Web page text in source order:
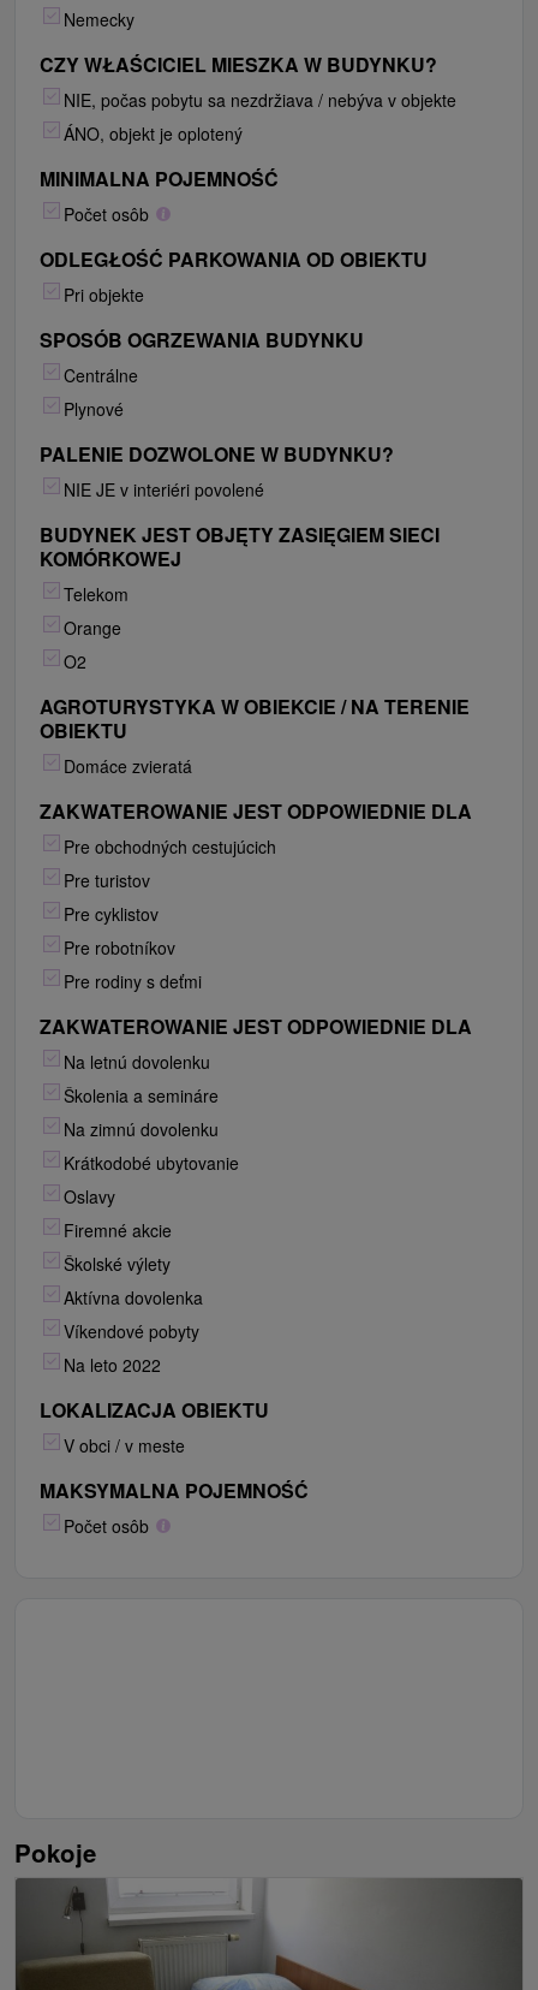
Nemecky
CZY WŁAŚCICIEL MIESZKA W BUDYNKU?
NIE, počas pobytu sa nezdržiava / nebýva v objekte
ÁNO, objekt je oplotený
MINIMALNA POJEMNOŚĆ
Počet osôb
ODLEGŁOŚĆ PARKOWANIA OD OBIEKTU
Pri objekte
SPOSÓB OGRZEWANIA BUDYNKU
Centrálne
Plynové
PALENIE DOZWOLONE W BUDYNKU?
NIE JE v interiéri povolené
BUDYNEK JEST OBJĘTY ZASIĘGIEM SIECI
KOMÓRKOWEJ
Telekom
Orange
O2
AGROTURYSTYKA W OBIEKCIE / NA TERENIE
OBIEKTU
Domáce zvieratá
ZAKWATEROWANIE JEST ODPOWIEDNIE DLA
Pre obchodných cestujúcich
Pre turistov
Pre cyklistov
Pre robotníkov
Pre rodiny s deťmi
ZAKWATEROWANIE JEST ODPOWIEDNIE DLA
Na letnú dovolenku
Školenia a semináre
Na zimnú dovolenku
Krátkodobé ubytovanie
Oslavy
Firemné akcie
Školské výlety
Aktívna dovolenka
Víkendové pobyty
Na leto 2022
LOKALIZACJA OBIEKTU
V obci / v meste
MAKSYMALNA POJEMNOŚĆ
Počet osôb
Pokoje